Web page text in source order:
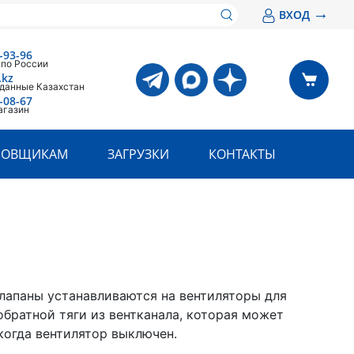
ВХОД →
93-96
России
08-67
Казахстан
ЗАГРУЗКИ КОНТАКТЫ
устанавливаются на вентиляторы для
тяги из вентканала, которая может
вентилятор выключен.